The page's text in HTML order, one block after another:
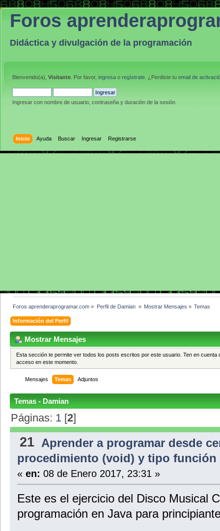
Foros
Didáctica y divulgación de la programación
Bienvenido(a), Visitante . Por favor, ingresa o regístrate . ¿Perdiste tu email de
Ingresar con nombre de usuario, contraseña y duración de la sesión
Inicio Ayuda Buscar Ingresar Registrarse
Foros aprenderaprogramar.com » Perfil de Damian » Mostrar Mensajes » Temas
Información del Perfil
Mostrar Mensajes
Esta sección te permite ver todos los posts escritos por este usuario. Ten en
acceso en este momento.
Mensajes Temas Adjuntos
Temas - Damian
Páginas: 1 [2]
21 Aprender a programar desde
procedimiento (void) y tipo función
« en: 08 de Enero 2017, 23:31 »
Este es el ejercicio del Disco Musical
programación en Java para